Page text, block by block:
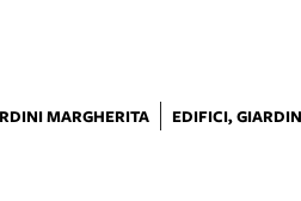
MARGHERITA EDIFICI,